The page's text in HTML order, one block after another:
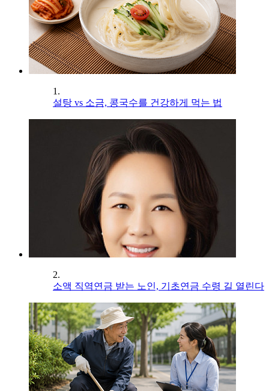
1.
설탕 vs 소금, 콩국수를 건강하게 먹는 법
2.
소액 직역연금 받는 노인, 기초연금 수령 길 열린다